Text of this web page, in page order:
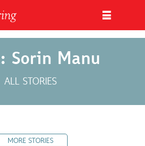
Sorin Manu
ALL STORIES
MORE STORIES